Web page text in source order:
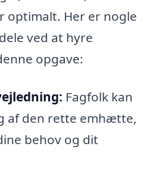
Her er nogle
ved at hyre
opgave:
Fagfolk kan
af den rette emhætte,
behov og dit